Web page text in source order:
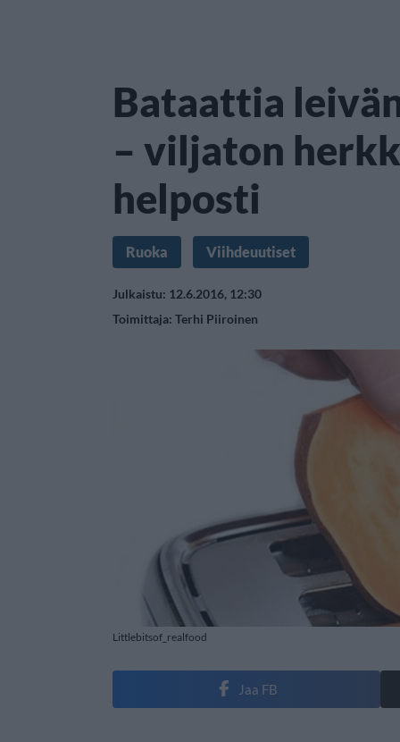
Bataattia
– viljaton
helposti
Ruoka Viihdeuutiset
Julkaistu: 12.6.2016, 12:30
Toimittaja: Terhi Piiroinen
Littlebitsof_realfood
Jaa FB